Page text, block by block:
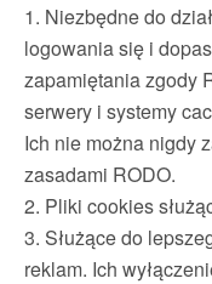
1. Niezbędne do
logowania się i
zapamiętania zgody
serwery i systemy
Ich nie można nigdy
zasadami RODO.
2. Pliki cookies
3. Służące do
reklam. Ich